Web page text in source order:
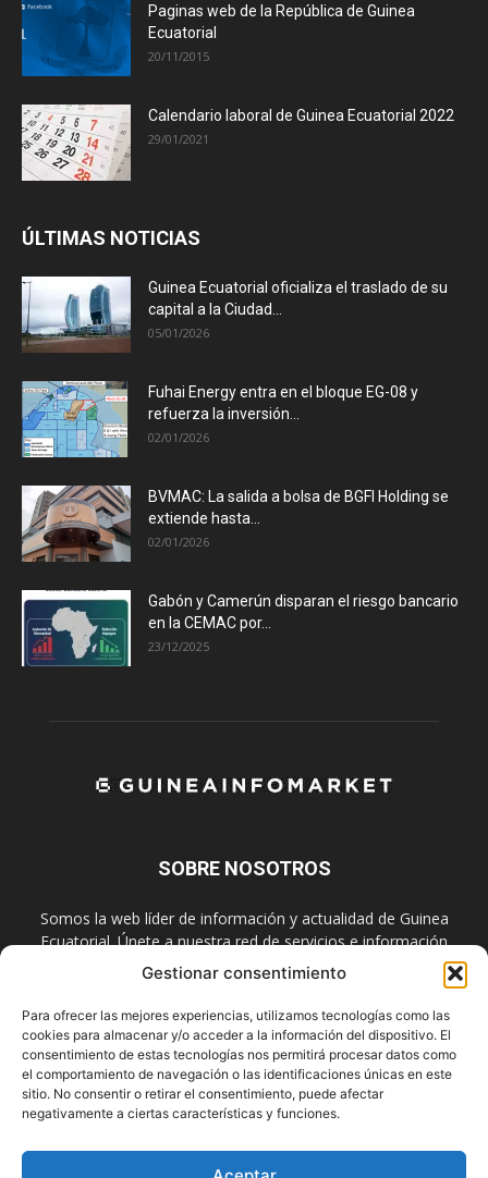
Gestionar consentimiento
Para ofrecer las mejores experiencias, utilizamos tecnologías como las
cookies para almacenar y/o acceder a la información del dispositivo. El
consentimiento de estas tecnologías nos permitirá procesar datos como
el comportamiento de navegación o las identificaciones únicas en este
sitio. No consentir o retirar el consentimiento, puede afectar
negativamente a ciertas características y funciones.
Paginas web de la República de Guinea
Ecuatorial
20/11/2015
Calendario laboral de Guinea Ecuatorial 2022
29/01/2021
ÚLTIMAS NOTICIAS
Guinea Ecuatorial oficializa el traslado de su
capital a la Ciudad...
05/01/2026
Fuhai Energy entra en el bloque EG-08 y
refuerza la inversión...
02/01/2026
BVMAC: La salida a bolsa de BGFI Holding se
extiende hasta...
02/01/2026
Gabón y Camerún disparan el riesgo bancario
en la CEMAC por...
23/12/2025
SOBRE NOSOTROS
Somos la web líder de información y actualidad de Guinea
Ecuatorial. Únete a nuestra red de servicios e información
digital también en las redes sociales.
Contáctanos:info@guineainfomarket.com
SÍGUENOS